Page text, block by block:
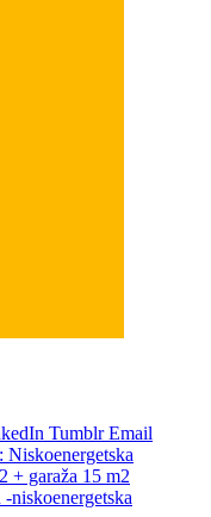
Tumblr Email
+ garaža 15 m2